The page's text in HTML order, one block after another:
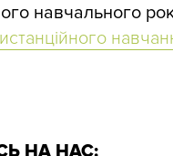
навчального
НА НАС: